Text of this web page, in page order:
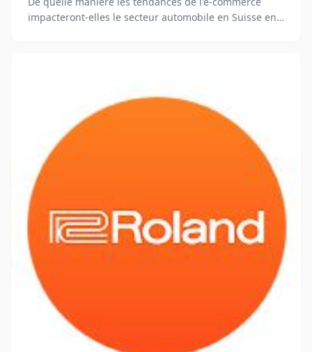
impacteront-elles le secteur automobile en Suisse en